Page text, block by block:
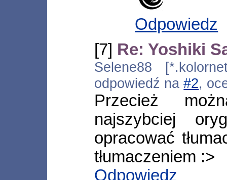
Odpowiedz
[7] Re: Yoshiki
Selene88
odpowiedź na#2,
Przecież
najszybciej
opracować
tłumaczeniem :>
Odpowiedz